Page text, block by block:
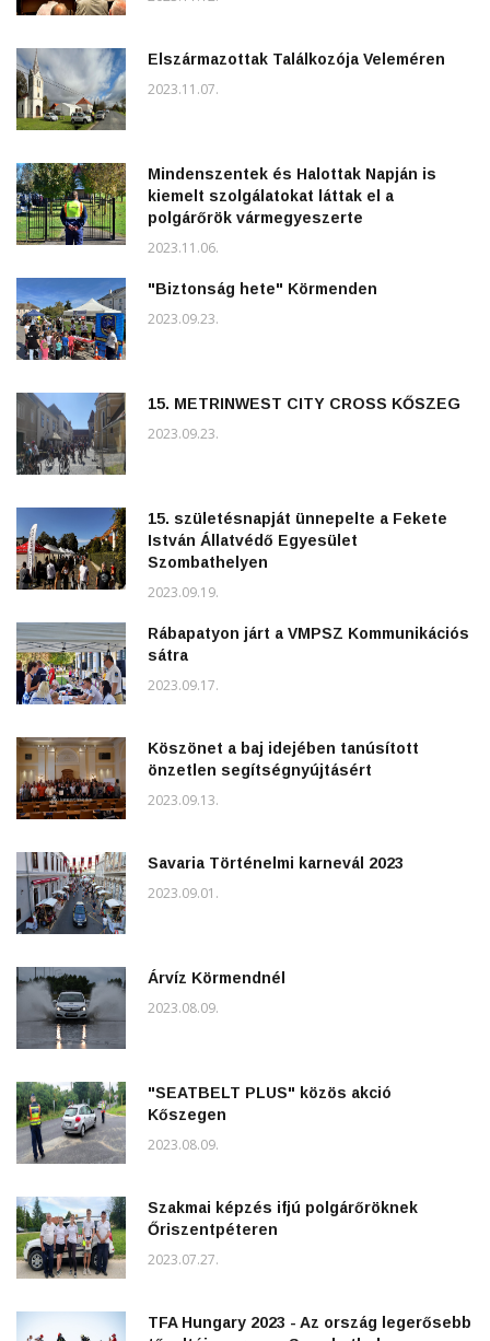
Elszármazottak Találkozója Veleméren
2023.11.07.
Mindenszentek és Halottak Napján is
kiemelt szolgálatokat láttak el a
polgárőrök vármegyeszerte
2023.11.06.
"Biztonság hete" Körmenden
2023.09.23.
15. METRINWEST CITY CROSS KŐSZEG
2023.09.23.
15. születésnapját ünnepelte a Fekete
István Állatvédő Egyesület
Szombathelyen
2023.09.19.
Rábapatyon járt a VMPSZ Kommunikációs
sátra
2023.09.17.
Köszönet a baj idejében tanúsított
önzetlen segítségnyújtásért
2023.09.13.
Savaria Történelmi karnevál 2023
2023.09.01.
Árvíz Körmendnél
2023.08.09.
"SEATBELT PLUS" közös akció
Kőszegen
2023.08.09.
Szakmai képzés ifjú polgárőröknek
Őriszentpéteren
2023.07.27.
TFA Hungary 2023 - Az ország legerősebb